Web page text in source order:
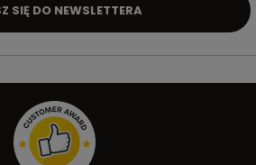
SIĘ DO NEWSLETTERA